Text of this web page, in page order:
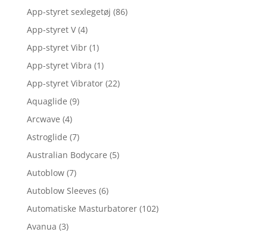
App-styret sexlegetøj (86)
App-styret V (4)
App-styret Vibr (1)
App-styret Vibra (1)
App-styret Vibrator (22)
Aquaglide (9)
Arcwave (4)
Astroglide (7)
Australian Bodycare (5)
Autoblow (7)
Autoblow Sleeves (6)
Automatiske Masturbatorer (102)
Avanua (3)